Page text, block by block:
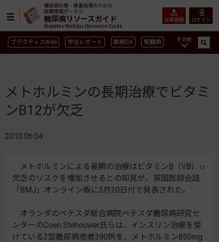
糖尿病診療・療養指導のための
医療情報ポータル
糖尿病リソースガイド
Diabetes Mellitus Resource Guide
ログイン
会員登録
プラクティスWeb 学会レポート 医療DX 腎臓病
インスリン製剤 薬物療法 食事療法 運動療法
合併症 ガイドライン
その他
メトホルミンの長期治療でビタミ
ンB12が欠乏
2010.06.04
メトホルミンによる長期の治療はビタミンB（VB） 12
欠乏のリスクを増加させるとの知見が、英国医師会誌
「BMJ」オンライン版に5月20日付で発表された。
オランダのベテスダ総合病院ベテスダ糖尿病研究セ
ンターのCoen Stehouwer氏らは、インスリン治療を受
けている2型糖尿病患者390例を、メトホルミン850mg